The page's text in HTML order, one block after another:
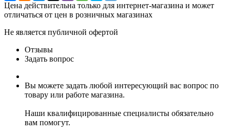
Цена действительна только для интернет-магазина и может
отличаться от цен в розничных магазинах
Не является публичной офертой
Отзывы
Задать вопрос
Вы можете задать любой интересующий вас вопрос по
товару или работе магазина.
Наши квалифицированные специалисты обязательно
вам помогут.